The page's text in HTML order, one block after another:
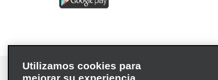
Utilizamos cookies para